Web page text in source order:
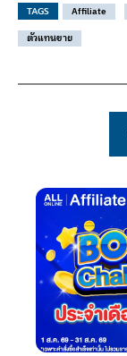
TAGS Affiliate
ตัวแทนขาย